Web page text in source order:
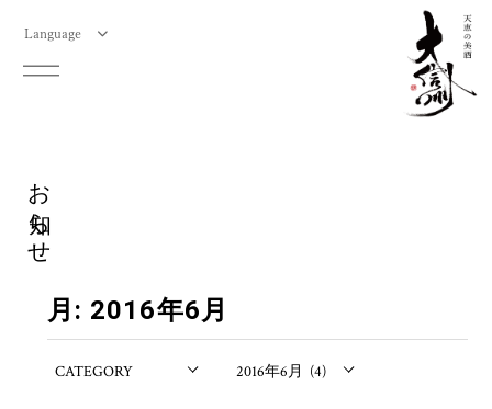
Language
お知らせ
月: 2016年6月